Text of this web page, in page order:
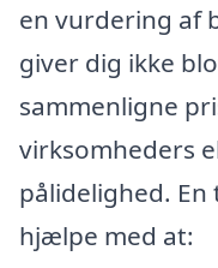
en vurdering af
giver dig ikke
sammenligne
virksomheders
pålidelighed.
hjælpe med at: